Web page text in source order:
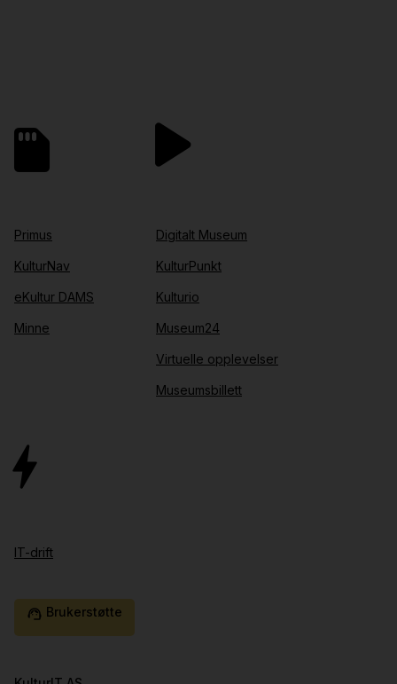
Primus
KulturNav
eKultur DAMS
Minne
Digitalt Museum
KulturPunkt
Kulturio
Museum24
Virtuelle opplevelser
Museumsbillett
IT-drift
support_agent Brukerstøtte